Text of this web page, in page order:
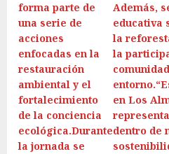
forma parte de
una serie de
acciones
enfocadas en la
restauración
ambiental y el
fortalecimiento
de la conciencia
ecológica.Durante
la jornada se
Además,
educativa
la
la
en Los
dentro de